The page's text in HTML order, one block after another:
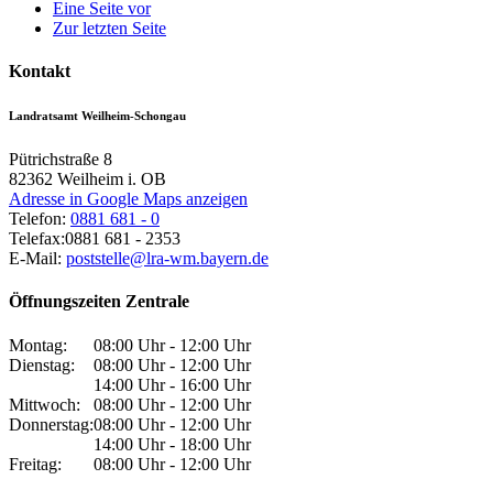
Eine Seite vor
Zur letzten Seite
Kontakt
Landratsamt Weilheim-Schongau
Pütrichstraße 8
82362 Weilheim i. OB
Adresse in Google Maps anzeigen
Telefon: 0881 681 - 0
Telefax:0881 681 - 2353
E-Mail: poststelle@lra-wm.bayern.de
Öffnungszeiten Zentrale
Montag:
08:00 Uhr - 12:00 Uhr
Dienstag:
08:00 Uhr - 12:00 Uhr
14:00 Uhr - 16:00 Uhr
Mittwoch:
08:00 Uhr - 12:00 Uhr
Donnerstag:08:00 Uhr - 12:00 Uhr
14:00 Uhr - 18:00 Uhr
Freitag:
08:00 Uhr - 12:00 Uhr